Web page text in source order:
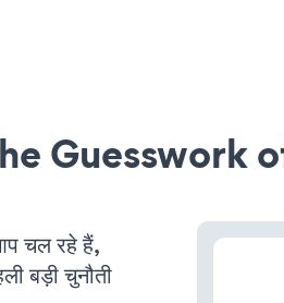
Guesswork
चल रहे हैं,
बड़ी चुनौती